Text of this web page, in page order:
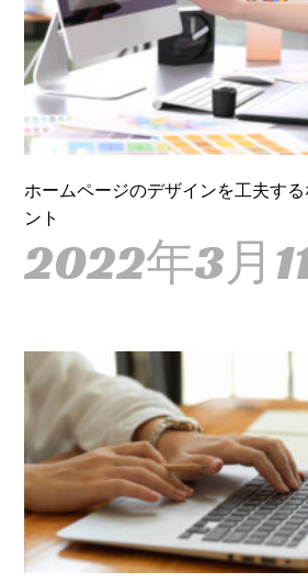
ホームページのデザインを工夫す
ント
2022年3月